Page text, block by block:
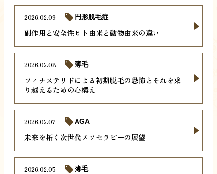
副作用と安全性ヒト由来と動物由来の違い
2026.02.09 円形脱毛症
フィナステリドによる初期脱毛の恐怖とそれを乗
り越えるための心構え
2026.02.08 薄毛
未来を拓く次世代メソセラピーの展望
2026.02.07 AGA
2026.02.05 薄毛